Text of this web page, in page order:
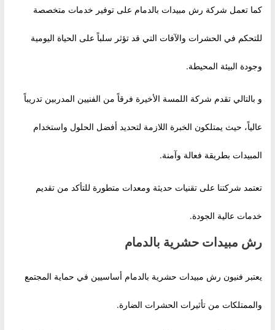
كما تعمل شركة رش مبيدات بالدمام على توفير خدمات متخصصة
للتحكم في الحشرات والآفات التي قد تؤثر سلباً على الحياة اليومية
وجودة البيئة المحيطة.
و بالتالي تقدم شركة اللمسة الأخيرة فرقاً من الفنيين المدربين تدريباً
عالياً، حيث يمتلكون الخبرة اللازمة لتحديد أفضل الحلول واستخدام
المبيدات بطريقة فعالة وآمنة.
تعتمد شركتنا على تقنيات حديثة ومعدات متطورة للتأكد من تقديم
خدمات عالية الجودة.
رش مبيدات حشرية بالدمام
يعتبر فنيون رش مبيدات حشرية بالدمام أساسيين في حماية المجتمع
والممتلكات من تأثيرات الحشرات الضارة.